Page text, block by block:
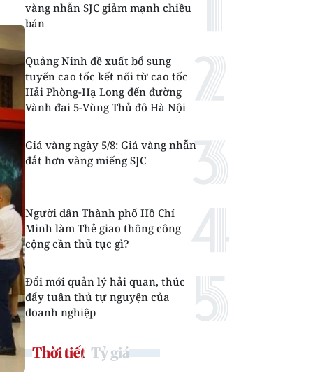
vàng nhẫn SJC giảm mạnh chiều
bán
Quảng Ninh đề xuất bổ sung
tuyến cao tốc kết nối từ cao tốc
Hải Phòng-Hạ Long đến đường
Vành đai 5-Vùng Thủ đô Hà Nội
Giá vàng ngày 5/8: Giá vàng nhẫn
đắt hơn vàng miếng SJC
Người dân Thành phố Hồ Chí
Minh làm Thẻ giao thông công
cộng cần thủ tục gì?
Đổi mới quản lý hải quan, thúc
đẩy tuân thủ tự nguyện của
doanh nghiệp
Thời tiết Tỷ giá